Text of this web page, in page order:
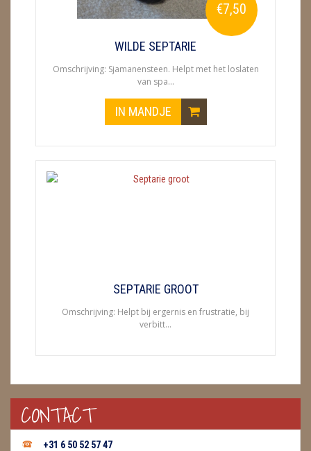
READING EN PERSOONLIJK ADVIES
SCHEDELS / SKULLS
€7,50
WILDE SEPTARIE
Omschrijving: Sjamanensteen. Helpt met het loslaten
van spa...
IN MANDJE
SEPTARIE GROOT
Omschrijving: Helpt bij ergernis en frustratie, bij
verbitt...
CONTACT
+31 6 50 52 57 47